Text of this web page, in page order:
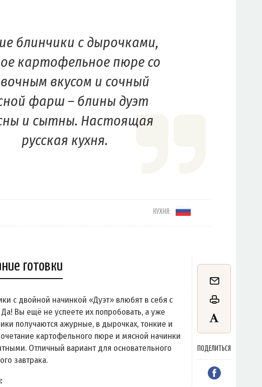
блинчики с дырочками,
картофельное пюре со
вкусом и сочный
фарш – блины дуэт
и сытны. Настоящая
русская кухня.
КУХНЯ:
готовки
ПОДЕЛИТЬСЯ
с двойной начинкой «Дуэт» влюбят в себя с
Да! Вы ещё не успеете их попробовать, а уже
получаются ажурные, в дырочках, тонкие и
картофельного пюре и мясной начинки
Отличный вариант для основательного
завтрака.